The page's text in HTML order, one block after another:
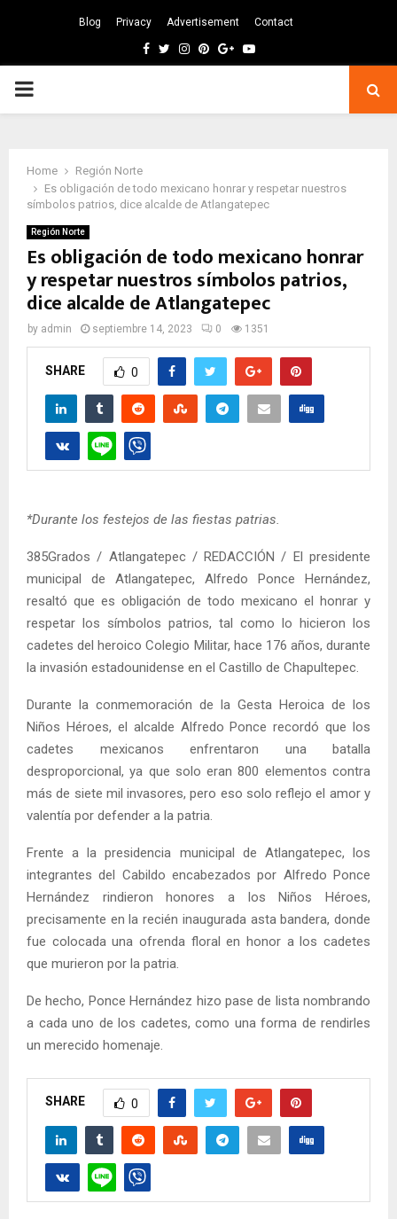
Blog Privacy Advertisement Contact
Facebook
TwitterInstagram
Pinterest
GoogleYoutube
PRIMARY
Home
Región Norte
Es obligación de todo mexicano honrar y respetar nuestros
símbolos patrios, dice alcalde de Atlangatepec
Región Norte
Es obligación de todo mexicano honrar
y respetar nuestros símbolos patrios,
dice alcalde de Atlangatepec
by admin septiembre 14, 2023 0 1351
SHARE 0
*Durante los festejos de las fiestas patrias.
385Grados / Atlangatepec / REDACCIÓN / El presidente
municipal de Atlangatepec, Alfredo Ponce Hernández,
resaltó que es obligación de todo mexicano el honrar y
respetar los símbolos patrios, tal como lo hicieron los
cadetes del heroico Colegio Militar, hace 176 años, durante
la invasión estadounidense en el Castillo de Chapultepec.
Durante la conmemoración de la Gesta Heroica de los
Niños Héroes, el alcalde Alfredo Ponce recordó que los
cadetes mexicanos enfrentaron una batalla
desproporcional, ya que solo eran 800 elementos contra
más de siete mil invasores, pero eso solo reflejo el amor y
valentía por defender a la patria.
Frente a la presidencia municipal de Atlangatepec, los
integrantes del Cabildo encabezados por Alfredo Ponce
Hernández rindieron honores a los Niños Héroes,
precisamente en la recién inaugurada asta bandera, donde
fue colocada una ofrenda floral en honor a los cadetes
que murieron por la patria.
De hecho, Ponce Hernández hizo pase de lista nombrando
a cada uno de los cadetes, como una forma de rendirles
un merecido homenaje.
SHARE 0